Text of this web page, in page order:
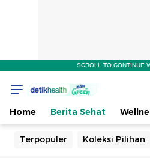
SCROLL TO CONTINUE
Home Berita Sehat
Terpopuler Koleksi Pilihan